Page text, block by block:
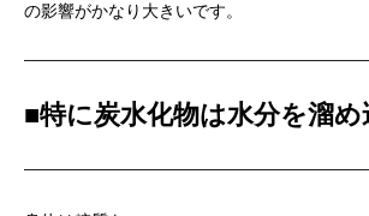
の影響がかなり大きいです。
■特に炭水化物は水分を溜め